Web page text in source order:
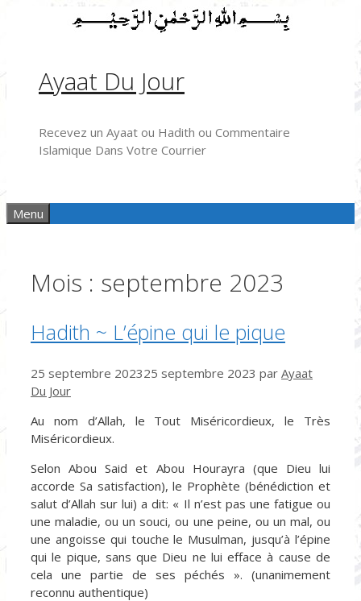
Ayaat Du Jour
Recevez un Ayaat ou Hadith ou Commentaire
Islamique Dans Votre Courrier
Menu
Mois : septembre 2023
Hadith ~ L’épine qui le pique
25 septembre 202325 septembre 2023 par Ayaat
Du Jour
Au nom d’Allah, le Tout Miséricordieux, le Très
Miséricordieux.
Selon Abou Said et Abou Hourayra (que Dieu lui
accorde Sa satisfaction), le Prophète (bénédiction et
salut d’Allah sur lui) a dit: « Il n’est pas une fatigue ou
une maladie, ou un souci, ou une peine, ou un mal, ou
une angoisse qui touche le Musulman, jusqu’à l’épine
qui le pique, sans que Dieu ne lui efface à cause de
cela une partie de ses péchés ». (unanimement
reconnu authentique)